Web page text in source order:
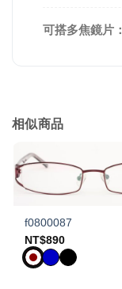
可搭多焦鏡片：
相似商品
f0800087
NT$890